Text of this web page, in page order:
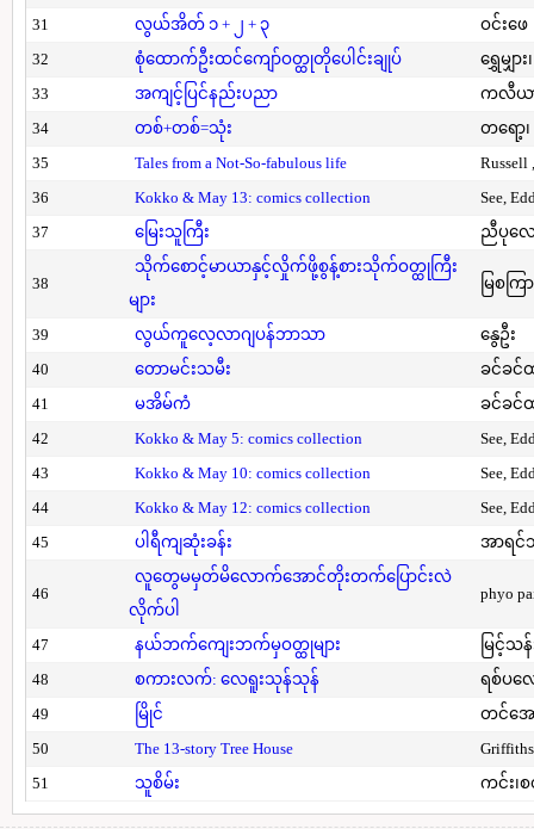
31 လွယ်အိတ် ၁ + ၂ + ၃
ဝင်းဖေ
32
စုံထောက်ဦးထင်ကျော်ဝတ္ထုတိုပေါင်းချုပ်
ရွှေမျှား
33
အကျင့်ပြင်နည်းပညာ
ကလီယာ
34
တစ်+တစ်=သုံး
တရော့၊
35
Tales from a Not-So-fabulous life
Russell
36
Kokko & May 13: comics collection
See,
37
မြေးသူကြီး ညီပုလေ
38
သိုက်စောင့်မာယာနှင့်လှိုက်ဖို့စွန့်စားသိုက်ဝတ္ထုကြီး
များ
မြစကြာ
39 လွယ်ကူလေ့လာဂျပန်ဘာသာ
နွေဦး
40
တောမင်းသမီး
ခင်ခင်
41
မအိမ်ကံ
ခင်ခင်
42
Kokko & May 5: comics collection
See,
43
Kokko & May 10: comics collection
See,
44
Kokko & May 12: comics collection
See,
45
ပါရီကျဆုံးခန်း အာရင်
46
လူတွေမမှတ်မိလောက်အောင်တိုးတက်ပြောင်းလဲ
လိုက်ပါ
phyo
47 နယ်ဘက်ကျေးဘက်မှဝတ္ထုများ
မြင့်သန်
48
စကားလက်: လေရူးသုန်သုန်
ရစ်ပလ
49
မြိုင်
တင်အေ
50
The 13-story Tree House
51
သူစိမ်း ကင်း၊